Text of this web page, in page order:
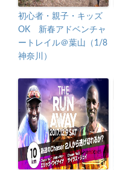
初心者・親子・キッズ
OK 新春アドベンチャ
ートレイル＠葉山（1/8
神奈川）